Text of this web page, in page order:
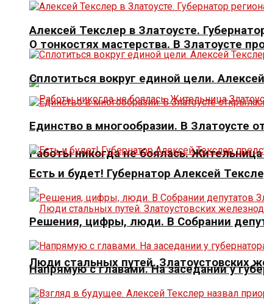
О тонкостях мастерства. В Златоусте
Работы никогда не боялась.
Люди стальных путей. Златоустовских
Алексей Текслер в Златоусте.
Сплотиться вокруг единой цели.
Единство в многообразии. В Златоусте
Есть и будет! Губернатор Алексей
Решения, цифры, люди. В Собрании
Напрямую с главами. На заседании у